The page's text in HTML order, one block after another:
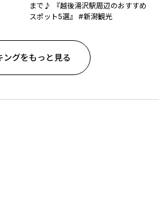
まで♪ 『越後湯沢駅周辺のおすすめ
スポット5選』 #新潟観光
ングをもっと見る